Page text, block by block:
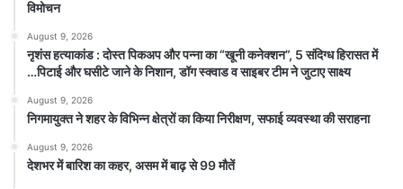
विमोचन
August 9, 2026
नृशंस हत्याकांड : दोस्त पिकअप और पन्ना का “खूनी कनेक्शन”, 5 संदिग्ध हिरासत में
…पिटाई और घसीटे जाने के निशान, डॉग स्क्वाड व साइबर टीम ने जुटाए साक्ष्य
August 9, 2026
निगमायुक्त ने शहर के विभिन्न क्षेत्रों का किया निरीक्षण, सफाई व्यवस्था की सराहना
August 9, 2026
देशभर में बारिश का कहर, असम में बाढ़ से 99 मौतें